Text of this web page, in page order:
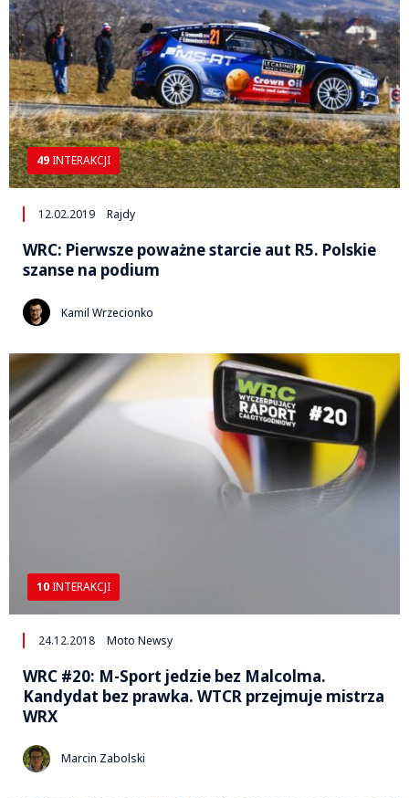
49 INTERAKCJI
12.02.2019 Rajdy
WRC: Pierwsze poważne starcie aut R5. Polskie
szanse na podium
Kamil Wrzecionko
10 INTERAKCJI
24.12.2018 Moto Newsy
WRC #20: M-Sport jedzie bez Malcolma.
Kandydat bez prawka. WTCR przejmuje mistrza
WRX
Marcin Zabolski